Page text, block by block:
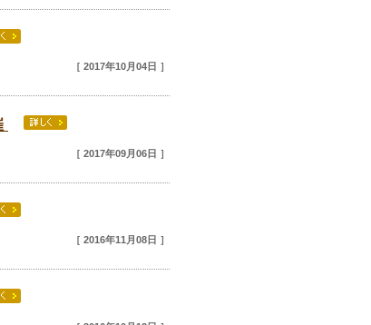
［ 2017年10月04日 ］
［ 2017年09月06日 ］
［ 2016年11月08日 ］